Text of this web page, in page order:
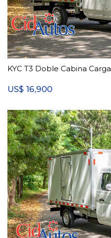
KYC T3 Doble Cabina Carga
US$ 16,900